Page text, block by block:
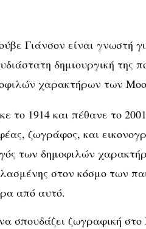
Γιάνσον είναι γνωστή
δημιουργική της
χαρακτήρων των
το 1914 και πέθανε το
ζωγράφος, και
των δημοφιλών
στον κόσμο των
από αυτό.
σπουδάζει ζωγραφική